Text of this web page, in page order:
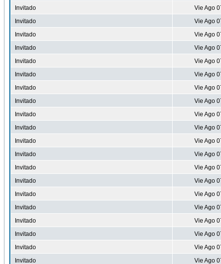
Invitado
Vie Ago
Invitado
Vie Ago
Invitado
Vie Ago
Invitado
Vie Ago
Invitado
Vie Ago
Invitado
Vie Ago
Invitado
Vie Ago
Invitado
Vie Ago
Invitado
Vie Ago
Invitado
Vie Ago
Invitado
Vie Ago
Invitado
Vie Ago
Invitado
Vie Ago
Invitado
Vie Ago
Invitado
Vie Ago
Invitado
Vie Ago
Invitado
Vie Ago
Invitado
Vie Ago
Invitado
Vie Ago
Invitado
Vie Ago